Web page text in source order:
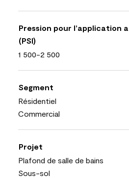
Pression pour l’application
(PSI)
1 500-2 500
Segment
Résidentiel
Commercial
Projet
Plafond de salle de bains
Sous-sol